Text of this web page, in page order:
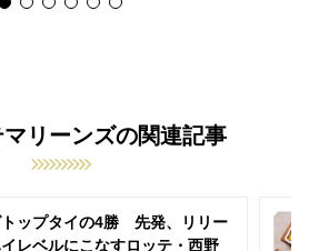
リーンズの関連記事
トップタイの4勝 先発、リリー
レベルにこなすロッテ・西野